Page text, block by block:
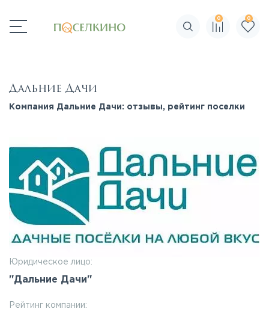
Поиск по сайту
0 0
Дальние Дачи
Компания Дальние Дачи: отзывы, рейтинг поселки
Юридическое лицо:
"Дальние Дачи"
Рейтинг компании: